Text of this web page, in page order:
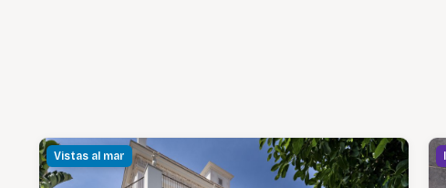
Vistas al mar